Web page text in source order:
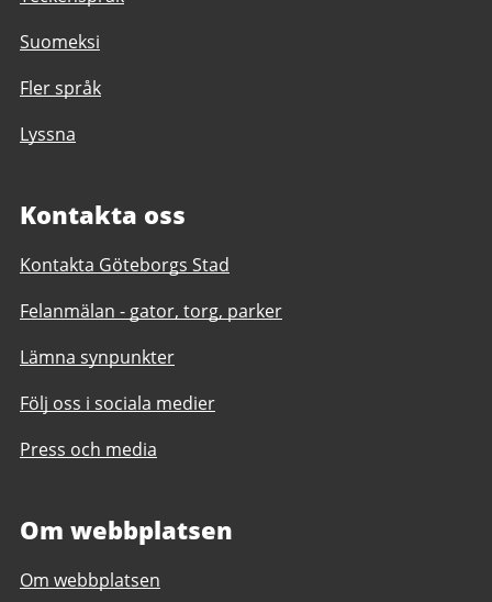
Suomeksi
Fler språk
Lyssna
Kontakta oss
Kontakta Göteborgs Stad
Felanmälan - gator, torg, parker
Lämna synpunkter
Följ oss i sociala medier
Press och media
Om webbplatsen
Om webbplatsen